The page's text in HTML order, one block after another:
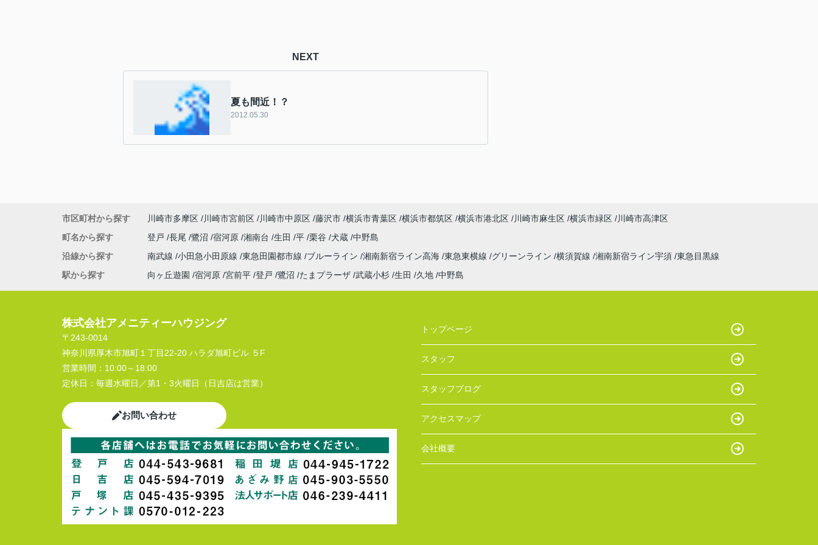
NEXT
夏も間近！？
2012.05.30
市区町村から探す 川崎市多摩区 川崎市宮前区 川崎市中原区 藤沢市 横浜市青葉区 横浜市都筑区 横浜市港北区 川崎市麻生区 横浜市緑区
川崎市高津区
町名から探す
登戸 長尾 鷺沼 宿河原 湘南台 生田 平 栗谷 犬蔵 中野島
沿線から探す
南武線 小田急小田原線 東急田園都市線 ブルーライン 湘南新宿ライン高海 東急東横線 グリーンライン 横須賀線 湘南新宿ライン宇須 東急目黒線
駅から探す
向ヶ丘遊園 宿河原 宮前平 登戸 鷺沼 たまプラーザ 武蔵小杉 生田 久地 中野島
株式会社アメニティーハウジング
〒243-0014
神奈川県厚木市旭町１丁目22-20 ハラダ旭町ビル ５F
営業時間： 10:00～18:00
定休日： 毎週水曜日／第1・3火曜日（日吉店は営業）
お問い合わせ
トップページ
スタッフ
スタッフブログ
アクセスマップ
会社概要